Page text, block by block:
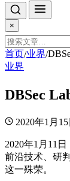
×
首页/业界/
业界
DBSec
2020年1月15
2020年1月11
前沿技术、研
这一殊荣。